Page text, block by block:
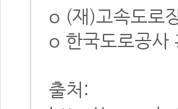
o (재)고속도
o 한국도로공
출처: